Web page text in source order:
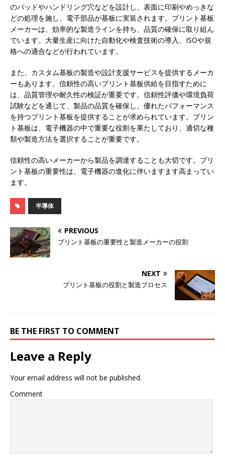
のパッドやハンドリング穴などを設計し、表面に印刷やめっきな
どの処理を施し、電子部品が基板に実装されます。プリント基板
メーカーは、効率的な製造ラインを持ち、品質の確保に取り組ん
でいます。大量生産に向けた自動化や検査技術の導入、ISOや規
格への適合などが行われています。
また、カスタム基板の製造や設計支援サービスを提供するメーカ
ーもあります。信頼性の高いプリント基板供給を目指すために
は、品質管理や耐久性の検証が重要です。信頼性評価や環境負荷
試験などを通じて、製品の品質を確保し、優れたパフォーマンス
を持つプリント基板を提供することが求められています。プリン
ト基板は、電子機器の中で重要な役割を果たしており、適切な種
類や製造方法を選択することが重要です。
信頼性の高いメーカーから製品を調達することも大切です。プリ
ント基板の重要性は、電子機器の進化に伴いますます高まってい
ます。
半導体
PREVIOUS
プリント基板の重要性と製造メーカーの役割
NEXT
プリント基板の役割と製造プロセス
BE THE FIRST TO COMMENT
Leave a Reply
Your email address will not be published.
Comment